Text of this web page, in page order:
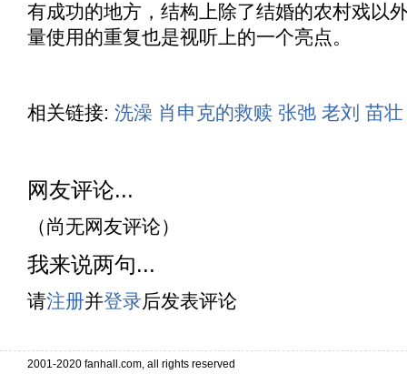
有成功的地方，结构上除了结婚的农村戏以
量使用的重复也是视听上的一个亮点。
相关链接: 洗澡 肖申克的救赎 张弛 老刘 苗壮
网友评论...
（尚无网友评论）
我来说两句...
请注册并登录后发表评论
2001-2020 fanhall.com, all rights reserved